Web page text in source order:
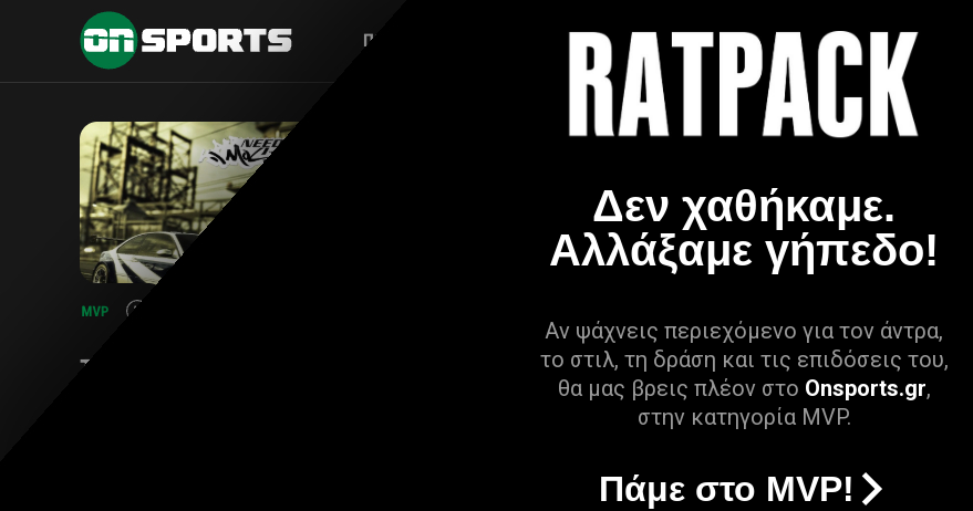
Δεν χαθήκαμε.
Αλλάξαμε γήπεδο!
Αν ψάχνεις περιεχόμενο για τον άντρα,
το στιλ, τη δράση και τις επιδόσεις του,
θα μας βρεις πλέον στο Onsports.gr,
στην κατηγορία MVP.
Πάμε στο MVP!